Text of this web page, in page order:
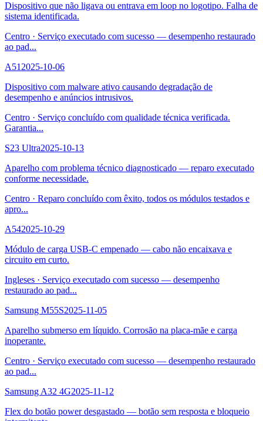
Dispositivo que não ligava ou entrava em loop no logotipo. Falha de
sistema identificada.
Centro · Serviço executado com sucesso — desempenho restaurado
ao pad...
A51 2025-10-06
Dispositivo com malware ativo causando degradação de
desempenho e anúncios intrusivos.
Centro · Serviço concluído com qualidade técnica verificada.
Garantia...
S23 Ultra2025-10-13
Aparelho com problema técnico diagnosticado — reparo executado
conforme necessidade.
Centro · Reparo concluído com êxito, todos os módulos testados e
apro...
A542025-10-29
Módulo de carga USB-C empenado — cabo não encaixava e
circuito em curto.
Ingleses · Serviço executado com sucesso — desempenho
restaurado ao pad...
Samsung M55S2025-11-05
Aparelho submerso em líquido. Corrosão na placa-mãe e carga
inoperante.
Centro · Serviço executado com sucesso — desempenho restaurado
ao pad...
Samsung A32 4G2025-11-12
Flex do botão power desgastado — botão sem resposta e bloqueio